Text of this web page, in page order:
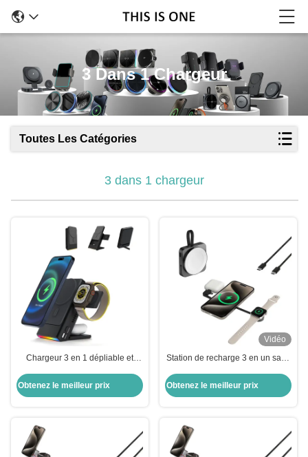
3 Dans 1 Chargeur
Toutes Les Catégories
3 dans 1 chargeur
Chargeur 3 en 1 dépliable et
Obtenez le meilleur prix
Vidéo
Station de recharge 3 en un sans
casque
Obtenez le meilleur prix